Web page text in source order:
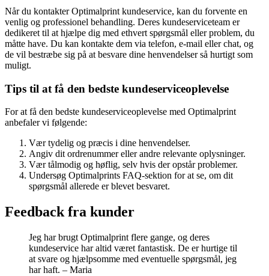
Når du kontakter Optimalprint kundeservice, kan du forvente en
venlig og professionel behandling. Deres kundeserviceteam er
dedikeret til at hjælpe dig med ethvert spørgsmål eller problem, du
måtte have. Du kan kontakte dem via telefon, e-mail eller chat, og
de vil bestræbe sig på at besvare dine henvendelser så hurtigt som
muligt.
Tips til at få den bedste kundeserviceoplevelse
For at få den bedste kundeserviceoplevelse med Optimalprint
anbefaler vi følgende:
Vær tydelig og præcis i dine henvendelser.
Angiv dit ordrenummer eller andre relevante oplysninger.
Vær tålmodig og høflig, selv hvis der opstår problemer.
Undersøg Optimalprints FAQ-sektion for at se, om dit
spørgsmål allerede er blevet besvaret.
Feedback fra kunder
Jeg har brugt Optimalprint flere gange, og deres
kundeservice har altid været fantastisk. De er hurtige til
at svare og hjælpsomme med eventuelle spørgsmål, jeg
har haft. – Maria